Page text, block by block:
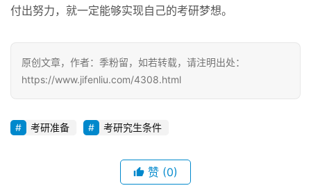
付出努力，就一定能够实现自己的考研梦想。
原创文章，作者：季粉留，如若转载，请注明出处：
https://www.jifenliu.com/4308.html
考研准备 考研究生条件
赞 (0)